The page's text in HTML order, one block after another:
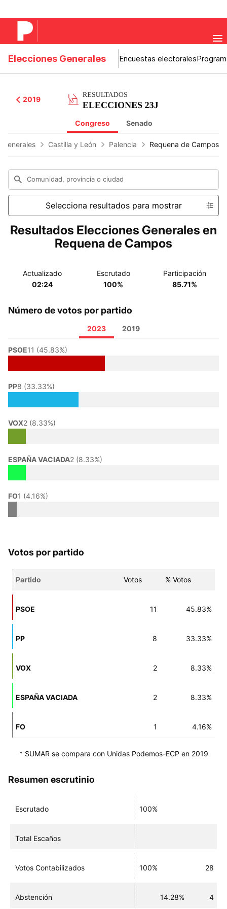
Elecciones Generales Encuestas electorales
2019
Congreso Senado
Generales Castilla y León Palencia Requena de Campos
Comunidad, provincia o ciudad
Selecciona resultados para mostrar
Resultados Elecciones Generales en
Requena de Campos
Actualizado
02:24
Escrutado
100%
Participación
85.71%
Número de votos por partido
2023 2019
PSOE11 (45.83%)
PP8 (33.33%)
VOX2 (8.33%)
ESPAÑA VACIADA2 (8.33%)
FO1 (4.16%)
Votos por partido
Partido Votos % Votos
PSOE 11 45.83%
PP 8 33.33%
VOX 2 8.33%
ESPAÑA VACIADA 2 8.33%
FO 1 4.16%
* SUMAR se compara con Unidas Podemos-ECP en 2019
Resumen escrutinio
Escrutado 100%
Total Escaños
Votos Contabilizados 100% 28
Abstención 14.28% 4